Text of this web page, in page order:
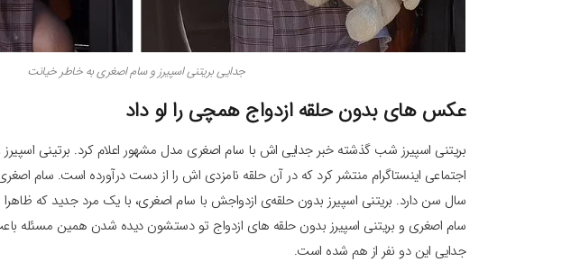
جدایی بریتنی اسپیرز و سام اصغری به خاطر خیانت
عکس های بدون حلقه ازدواج همچی را لو داد
بریتنی اسپیرز شب گذشته خبر جدایی اش با سام اصغری مدل مشهور اعلام کرد. برتینی
سال سن دارد. بریتنی اسپیرز بدون حلقه‌ی ازدواجش با سام اصغری، با یک مرد جدید که ظاهرا
سام اصغری و بریتنی اسپیرز بدون حلقه های ازدواج تو دستشون دیده شدن همین مسئله
جدایی این دو نفر از هم شده است.